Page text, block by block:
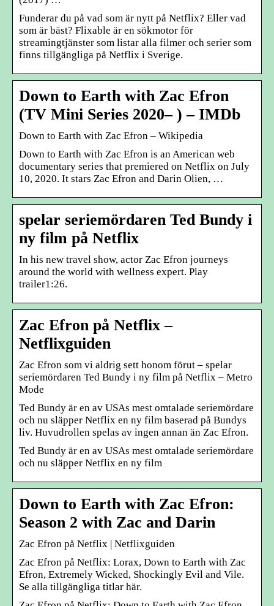
Funderar du på vad som är nytt på Netflix? Eller vad
som är bäst? Flixable är en sökmotor för
streamingtjänster som listar alla filmer och serier som
finns tillgängliga på Netflix i Sverige.
Down to Earth with Zac Efron
(TV Mini Series 2020– ) – IMDb
Down to Earth with Zac Efron – Wikipedia
Down to Earth with Zac Efron is an American web
documentary series that premiered on Netflix on July
10, 2020. It stars Zac Efron and Darin Olien, …
spelar seriemördaren Ted Bundy i
ny film på Netflix
In his new travel show, actor Zac Efron journeys
around the world with wellness expert. Play
trailer1:26.
Zac Efron på Netflix –
Netflixguiden
Zac Efron som vi aldrig sett honom förut – spelar
seriemördaren Ted Bundy i ny film på Netflix – Metro
Mode
Ted Bundy är en av USAs mest omtalade seriemördare
och nu släpper Netflix en ny film baserad på Bundys
liv. Huvudrollen spelas av ingen annan än Zac Efron.
Ted Bundy är en av USAs mest omtalade seriemördare
och nu släpper Netflix en ny film
Down to Earth with Zac Efron:
Season 2 with Zac and Darin
Zac Efron på Netflix | Netflixguiden
Zac Efron på Netflix: Lorax, Down to Earth with Zac
Efron, Extremely Wicked, Shockingly Evil and Vile.
Se alla tillgängliga titlar här.